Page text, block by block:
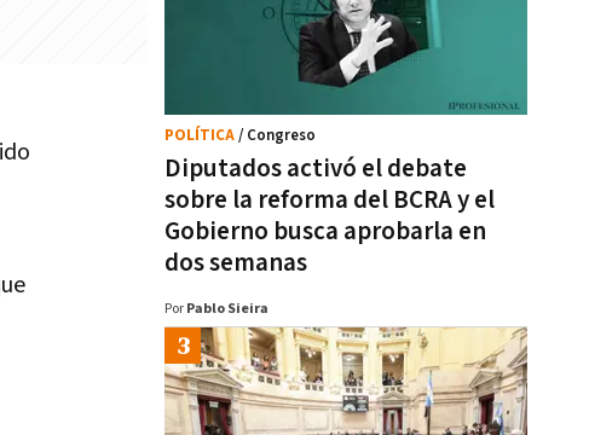
Diputados activó el debate
sobre la reforma del BCRA y el
Gobierno busca aprobarla en
dos semanas
POLÍTICA/ Congreso
Por Pablo Sieira